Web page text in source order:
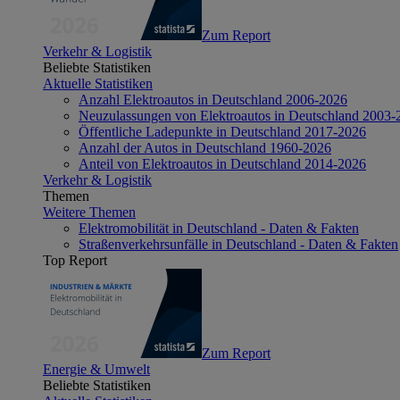
Zum Report
Verkehr & Logistik
Beliebte Statistiken
Aktuelle Statistiken
Anzahl Elektroautos in Deutschland 2006-2026
Neuzulassungen von Elektroautos in Deutschland 2003-
Öffentliche Ladepunkte in Deutschland 2017-2026
Anzahl der Autos in Deutschland 1960-2026
Anteil von Elektroautos in Deutschland 2014-2026
Verkehr & Logistik
Themen
Weitere Themen
Elektromobilität in Deutschland - Daten & Fakten
Straßenverkehrsunfälle in Deutschland - Daten & Fakten
Top Report
Zum Report
Energie & Umwelt
Beliebte Statistiken